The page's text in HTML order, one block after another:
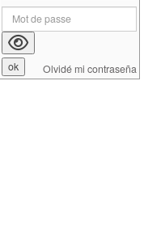
Olvidé mi contraseña